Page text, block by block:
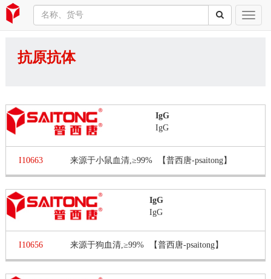
抗原抗体
IgG
IgG
I10663 来源于小鼠血清,≥99% 【普西唐-psaitong】
IgG
IgG
I10656 来源于狗血清,≥99% 【普西唐-psaitong】